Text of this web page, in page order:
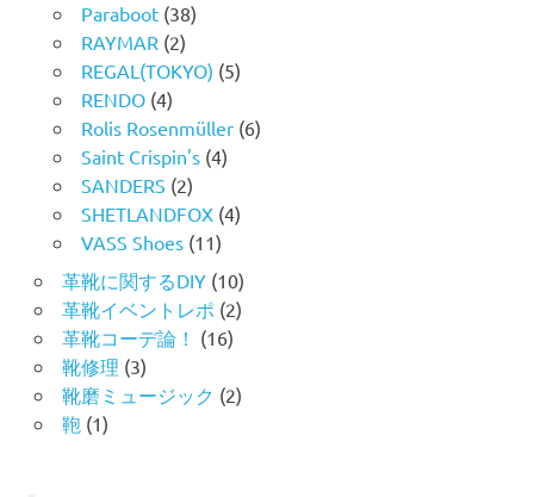
Paraboot(38)
RAYMAR (2)
REGAL(TOKYO) (5)
RENDO(4)
Rolis Rosenmüller(6)
Saint Crispin's(4)
SANDERS (2)
SHETLANDFOX(4)
VASS Shoes(11)
革靴に関するDIY(10)
革靴イベントレポ (2)
革靴コーデ論！ (16)
靴修理 (3)
靴磨ミュージック (2)
鞄 (1)